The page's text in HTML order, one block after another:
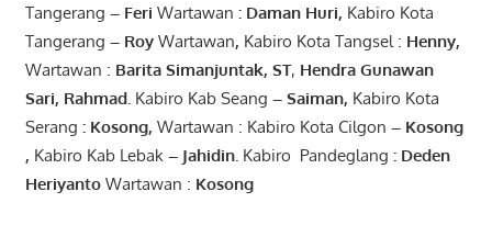
Tangerang – Feri Wartawan : Daman Huri, Kabiro Kota
Tangerang – RoyWartawan, Kabiro Kota Tangsel : Henny,
Wartawan : Barita Simanjuntak, ST, Hendra Gunawan
Sari, Rahmad. Kabiro Kab Seang – Saiman, Kabiro Kota
Serang : Kosong, Wartawan : Kabiro Kota Cilgon – Kosong
, Kabiro Kab Lebak – Jahidin. Kabiro Pandeglang : Deden
Heriyanto Wartawan : Kosong